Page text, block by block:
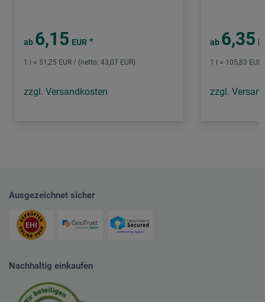
ab 6,15 EUR *
1 l = 51,25 EUR / (netto: 43,07 EUR)
zzgl. Versandkosten
ab 6,35
1 l = 105,83
zzgl.
Ausgezeichnet sicher
Nachhaltig einkaufen